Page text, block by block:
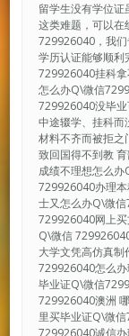
留学生没有学位
这类难题，可以
729926040，我
学历认证能够顺
729926040挂科
怎么办Q\微信
729926040没毕
中途辍学、挂科
材料不齐而被拒
致回国得不到教
成绩不理想怎么
729926040办理
士又怎么办Q\微
729926040网上
Q\微信
大学文凭高仿真
729926040怎么
毕业证Q\微信
729926040澳洲
里买毕业证Q\微